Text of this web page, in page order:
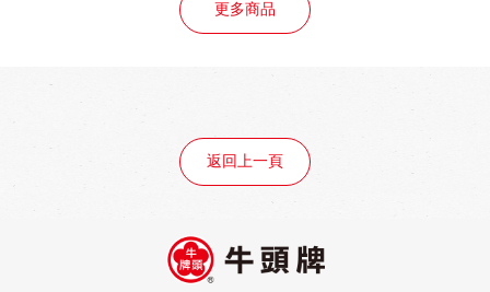
更多商品
返回上一頁